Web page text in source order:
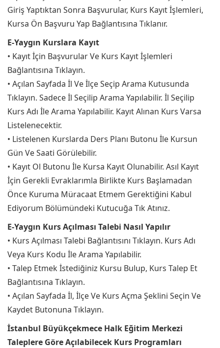
Giriş Yaptıktan Sonra Başvurular, Kurs Kayıt İşlemleri,
Kursa Ön Başvuru Yap Bağlantısına Tıklanır.
E-Yaygın Kurslara Kayıt
• Kayıt İçin Başvurular Ve Kurs Kayıt İşlemleri
Bağlantısına Tıklayın.
• Açılan Sayfada İl Ve İlçe Seçip Arama Kutusunda
Tıklayın. Sadece İl Seçilip Arama Yapılabilir. İl Seçilip
Kurs Adı İle Arama Yapılabilir. Kayıt Alınan Kurs Varsa
Listelenecektir.
• Listelenen Kurslarda Ders Planı Butonu İle Kursun
Gün Ve Saati Görülebilir.
• Kayıt Ol Butonu İle Kursa Kayıt Olunabilir. Asıl Kayıt
İçin Gerekli Evraklarımla Birlikte Kurs Başlamadan
Önce Kuruma Müracaat Etmem Gerektiğini Kabul
Ediyorum Bölümündeki Kutucuğa Tık Atınız.
E-Yaygın Kurs Açılması Talebi Nasıl Yapılır
• Kurs Açılması Talebi Bağlantısını Tıklayın. Kurs Adı
Veya Kurs Kodu İle Arama Yapılabilir.
• Talep Etmek İstediğiniz Kursu Bulup, Kurs Talep Et
Bağlantısına Tıklayın.
• Açılan Sayfada İl, İlçe Ve Kurs Açma Şeklini Seçin Ve
Kaydet Butonuna Tıklayın.
İstanbul Büyükçekmece Halk Eğitim Merkezi
Taleplere Göre Açılabilecek Kurs Programları